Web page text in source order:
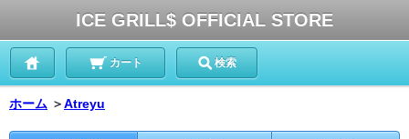
ICE GRILL$ OFFICIAL STORE
カート 検索
ホーム ＞Atreyu